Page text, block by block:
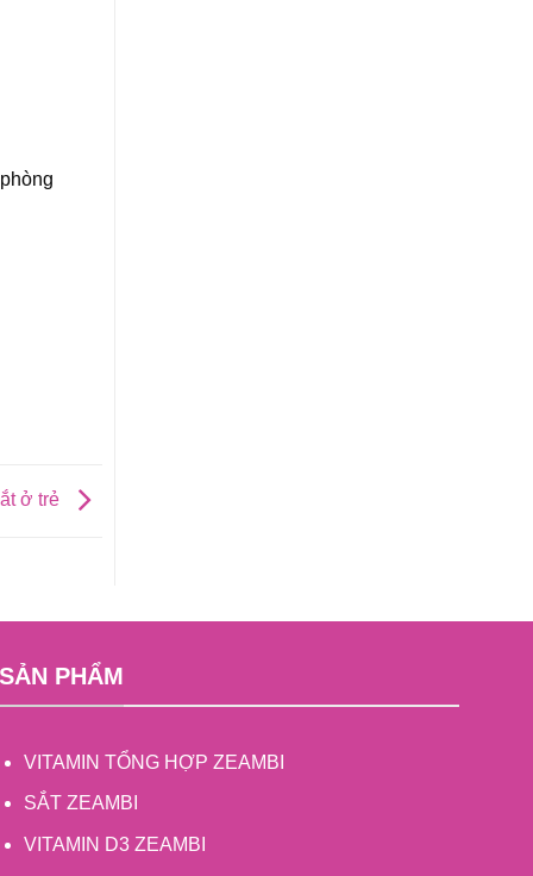
ở trẻ
SẢN PHẨM
VITAMIN TỔNG HỢP ZEAMBI
SẮT ZEAMBI
VITAMIN D3 ZEAMBI